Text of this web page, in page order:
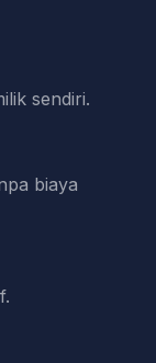
sendiri.
biaya